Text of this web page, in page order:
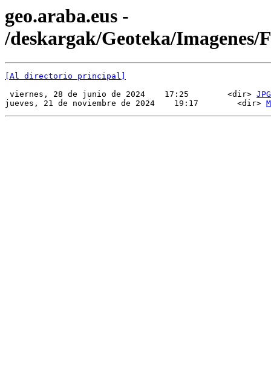
geo.araba.eus -
/deskargak/Geoteka/Imagenes/
[Al directorio principal]
viernes, 28 de junio de 2024    17:25        <dir> JPG
jueves, 21 de noviembre de 2024    19:17        <dir>